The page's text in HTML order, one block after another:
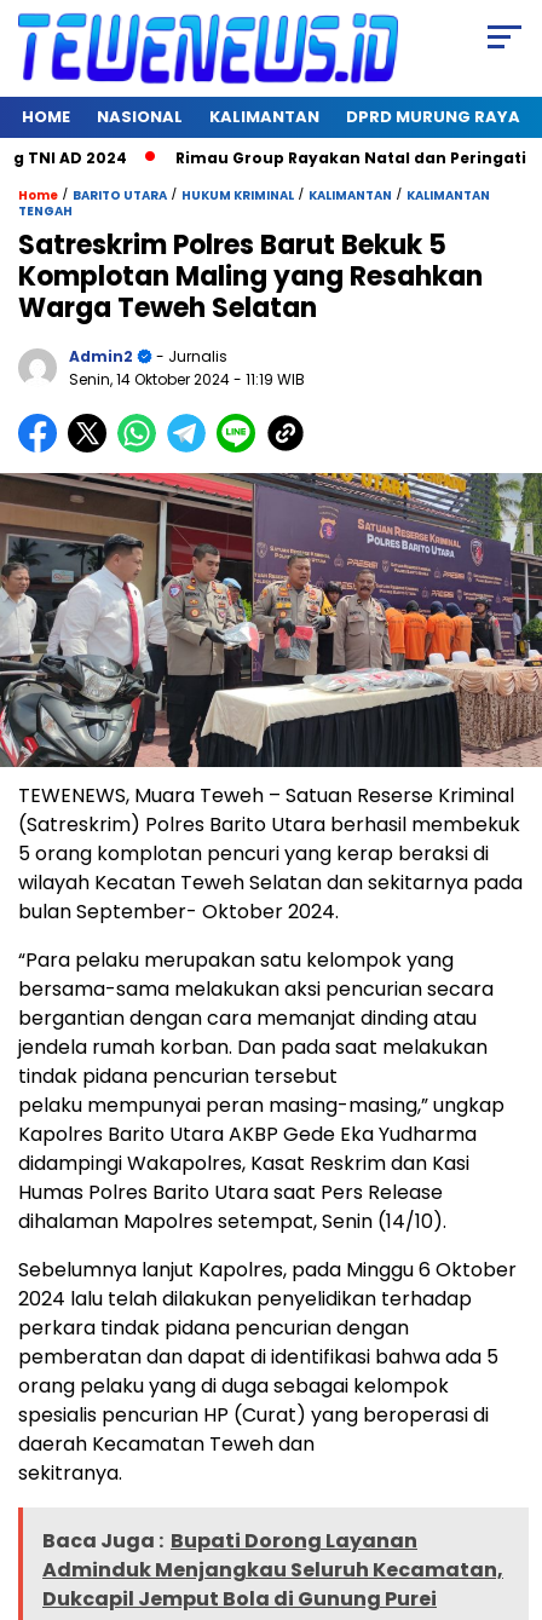
HOME NASIONAL KALIMANTAN DPRD MURUNG RAYA
AD 2024 Rimau Group Rayakan Natal dan Peringati Hari
Home / BARITO UTARA / HUKUM KRIMINAL / KALIMANTAN / KALIMANTAN
TENGAH
Satreskrim Polres Barut Bekuk 5
Komplotan Maling yang Resahkan
Warga Teweh Selatan
Admin2
- Jurnalis
Senin, 14 Oktober 2024- 11:19 WIB
TEWENEWS, Muara Teweh – Satuan Reserse Kriminal
(Satreskrim) Polres Barito Utara berhasil membekuk
5 orang komplotan pencuri yang kerap beraksi di
wilayah Kecatan Teweh Selatan dan sekitarnya pada
bulan September- Oktober 2024.
“Para pelaku merupakan satu kelompok yang
bersama-sama melakukan aksi pencurian secara
bergantian dengan cara memanjat dinding atau
jendela rumah korban. Dan pada saat melakukan
tindak pidana pencurian tersebut
pelaku mempunyai peran masing-masing,” ungkap
Kapolres Barito Utara AKBP Gede Eka Yudharma
didampingi Wakapolres, Kasat Reskrim dan Kasi
Humas Polres Barito Utara saat Pers Release
dihalaman Mapolres setempat, Senin (14/10).
Sebelumnya lanjut Kapolres, pada Minggu 6 Oktober
2024 lalu telah dilakukan penyelidikan terhadap
perkara tindak pidana pencurian dengan
pemberatan dan dapat di identifikasi bahwa ada 5
orang pelaku yang di duga sebagai kelompok
spesialis pencurian HP (Curat) yang beroperasi di
daerah Kecamatan Teweh dan
sekitranya.
Baca Juga : Bupati Dorong Layanan
Adminduk Menjangkau Seluruh Kecamatan,
Dukcapil Jemput Bola di Gunung Purei